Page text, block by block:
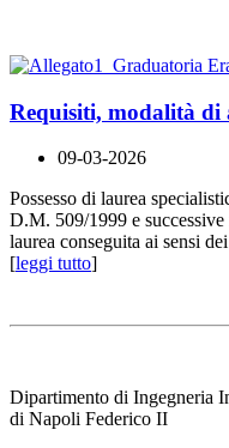
Requisiti, modalità di
09-03-2026
Possesso di laurea
D.M. 509/1999 e
laurea conseguita ai sensi
[leggi tutto]
Dipartimento di Ingegneria
di Napoli Federico II